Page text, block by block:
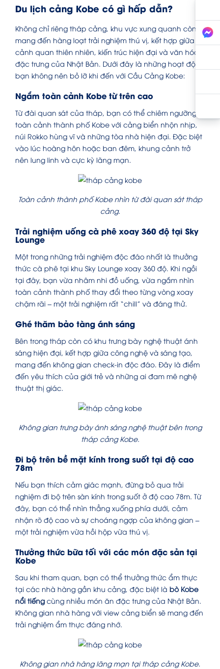
Du lịch cảng Kobe có gì hấp dẫn?
Không chỉ riêng tháp cảng, khu vực xung quanh còn
mang đến hàng loạt trải nghiệm thú vị, kết hợp giữa
cảnh quan thiên nhiên, kiến trúc hiện đại và văn hóa
đặc trưng của Nhật Bản. Dưới đây là những hoạt động
bạn không nên bỏ lỡ khi đến với Cầu Cảng Kobe:
Ngắm toàn cảnh Kobe từ trên cao
Từ đài quan sát của tháp, bạn có thể chiêm ngưỡng
toàn cảnh thành phố Kobe với cảng biển nhộn nhịp,
núi Rokko hùng vĩ và những tòa nhà hiện đại. Đặc biệt
vào lúc hoàng hôn hoặc ban đêm, khung cảnh trở
nên lung linh và cực kỳ lãng mạn.
Toàn cảnh thành phố Kobe nhìn từ đài quan sát tháp
cảng.
Trải nghiệm uống cà phê xoay 360 độ tại Sky
Lounge
Một trong những trải nghiệm độc đáo nhất là thưởng
thức cà phê tại khu Sky Lounge xoay 360 độ. Khi ngồi
tại đây, bạn vừa nhâm nhi đồ uống, vừa ngắm nhìn
toàn cảnh thành phố thay đổi theo từng vòng xoay
chậm rãi – một trải nghiệm rất “chill” và đáng thử.
Ghé thăm bảo tàng ánh sáng
Bên trong tháp còn có khu trưng bày nghệ thuật ánh
sáng hiện đại, kết hợp giữa công nghệ và sáng tạo,
mang đến không gian check-in độc đáo. Đây là điểm
đến yêu thích của giới trẻ và những ai đam mê nghệ
thuật thị giác.
Không gian trưng bày ánh sáng nghệ thuật bên trong
tháp cảng Kobe.
Đi bộ trên bề mặt kính trong suốt tại độ cao
78m
Nếu bạn thích cảm giác mạnh, đừng bỏ qua trải
nghiệm đi bộ trên sàn kính trong suốt ở độ cao 78m. Từ
đây, bạn có thể nhìn thẳng xuống phía dưới, cảm
nhận rõ độ cao và sự choáng ngợp của không gian –
một trải nghiệm vừa hồi hộp vừa thú vị.
Thưởng thức bữa tối với các món đặc sản tại
Kobe
Sau khi tham quan, bạn có thể thưởng thức ẩm thực
tại các nhà hàng gần khu cảng, đặc biệt là bò Kobe
nổi tiếng cùng nhiều món ăn đặc trưng của Nhật Bản.
Không gian nhà hàng với view cảng biển sẽ mang đến
trải nghiệm ẩm thực đáng nhớ.
Không gian nhà hàng lãng mạn tại tháp cảng Kobe.